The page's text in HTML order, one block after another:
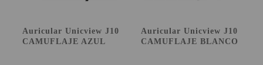
Auricular Unicview J10
CAMUFLAJE AZUL
Auricular Unicview J10
CAMUFLAJE BLANCO